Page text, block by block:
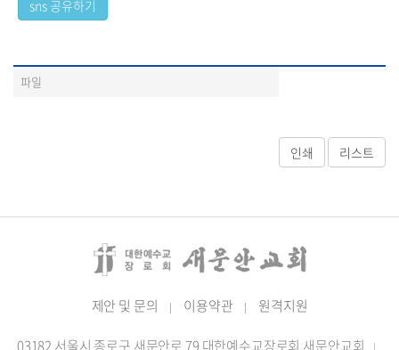
파일
제안 및 문의 | 이용약관 | 원격지원
03182 서울시 종로구 새문안로 79 대한예수교장로회 새문안교회 |